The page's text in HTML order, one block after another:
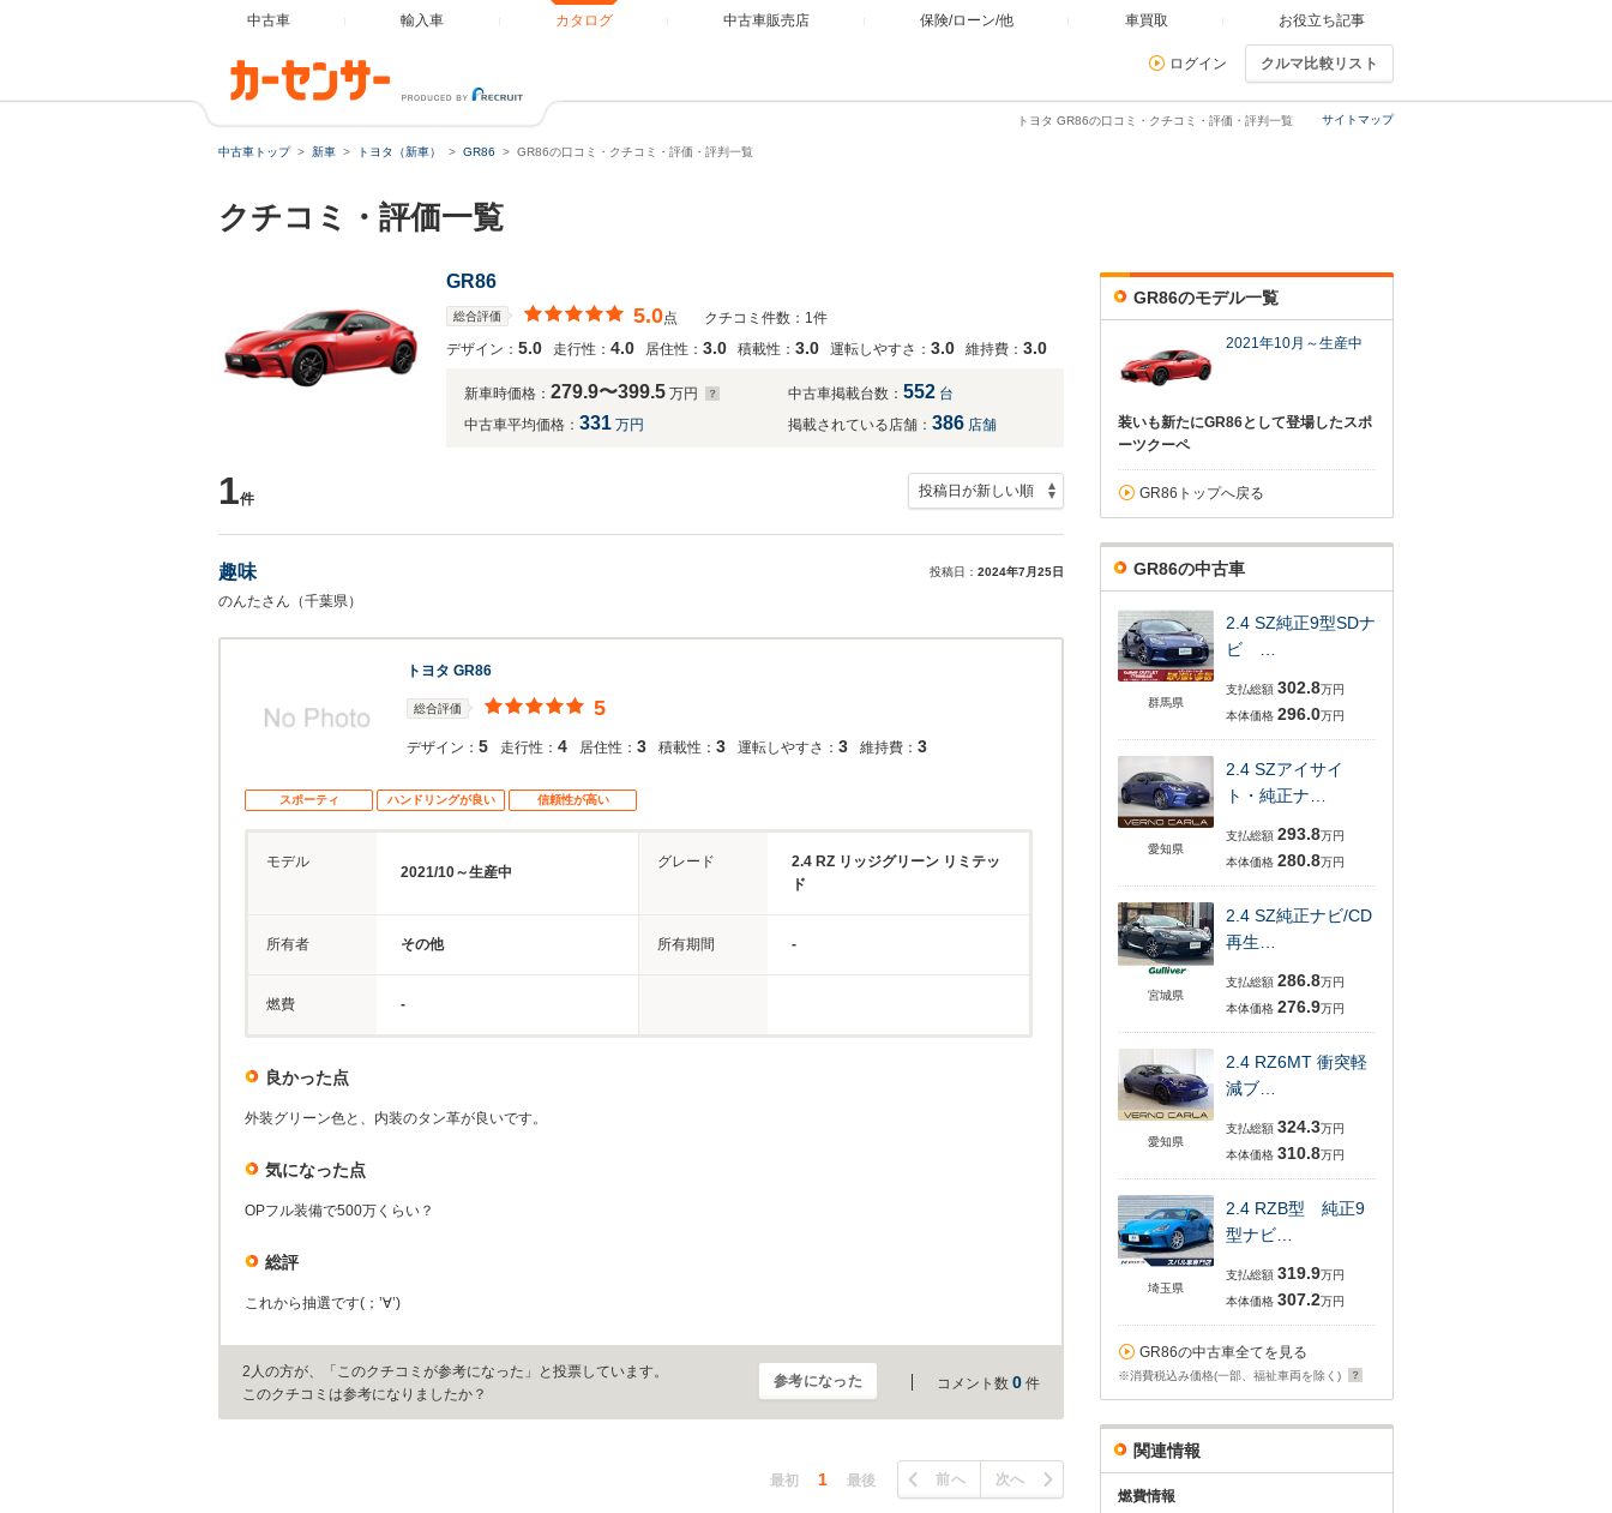
中古車 輸入車 カタログ 中古車販売店 保険/ローン/他 車買取 お役立ち記事
ログイン クルマ比較リスト
サイトマップ
トヨタ GR86の口コミ・クチコミ・評価・評判一覧
中古車トップ 新車 トヨタ（新車） GR86 GR86の口コミ・クチコミ・評価・評判一覧
クチコミ・評価一覧
GR86
総合評価 5.0点
クチコミ件数：1件
デザイン： 5.0 走行性： 4.0 居住性： 3.0 積載性： 3.0 運転しやすさ： 3.0 維持費： 3.0
新車時価格： 279.9〜399.5 万円 中古車掲載台数： 552 台
中古車平均価格： 331 万円 掲載されている店舗： 386 店舗
1件
趣味 投稿日： 2024年7月25日
のんたさん（千葉県）
トヨタ GR86
総合評価 5
デザイン： 5 走行性： 4 居住性： 3 積載性： 3 運転しやすさ： 3 維持費： 3
スポーティ ハンドリングが良い 信頼性が高い
モデル
2021/10～生産中
グレード
2.4 RZ リッジグリーン リミテッ
ド
所有者 その他 所有期間 -
燃費 -
良かった点
外装グリーン色と、内装のタン革が良いです。
気になった点
OPフル装備で500万くらい？
総評
これから抽選です(；’∀’)
2人の方が、「このクチコミが参考になった」と投票しています。
このクチコミは参考になりましたか？
参考になった コメント数 0 件
最初 1 最後 前へ 次へ
GR86のモデル一覧
2021年10月～生産中
装いも新たにGR86として登場したスポ
ーツクーペ
GR86トップへ戻る
GR86の中古車
群馬県
2.4 SZ純正9型SDナ
ビ …
支払総額 302.8万円
本体価格 296.0万円
愛知県
2.4 SZアイサイ
ト・純正ナ…
支払総額 293.8万円
本体価格 280.8万円
宮城県
2.4 SZ純正ナビ/CD
再生…
支払総額 286.8万円
本体価格 276.9万円
愛知県
2.4 RZ6MT 衝突軽
減ブ…
支払総額 324.3万円
本体価格 310.8万円
埼玉県
2.4 RZB型 純正9
型ナビ…
支払総額 319.9万円
本体価格 307.2万円
GR86の中古車全てを見る
※消費税込み価格(一部、福祉車両を除く)
関連情報
燃費情報